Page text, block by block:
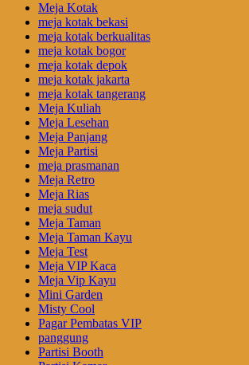
Meja Kotak
meja kotak bekasi
meja kotak berkualitas
meja kotak bogor
meja kotak depok
meja kotak jakarta
meja kotak tangerang
Meja Kuliah
Meja Lesehan
Meja Panjang
Meja Partisi
meja prasmanan
Meja Retro
Meja Rias
meja sudut
Meja Taman
Meja Taman Kayu
Meja Test
Meja VIP Kaca
Meja Vip Kayu
Mini Garden
Misty Cool
Pagar Pembatas VIP
panggung
Partisi Booth